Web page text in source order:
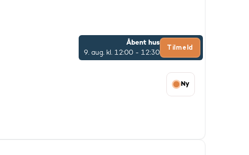
Åbent hus
9. aug. kl. 12:00 - 12:30
Tilmeld
Ny